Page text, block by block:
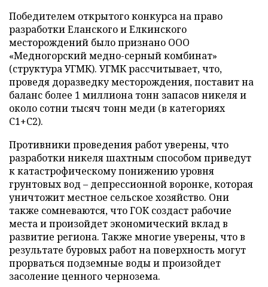
Победителем открытого конкурса на право
разработки Еланского и Елкинского
месторождений было признано ООО
«Медногорский медно-серный комбинат»
(структура УГМК). УГМК рассчитывает, что,
проведя доразведку месторождения, поставит на
баланс более 1 миллиона тонн запасов никеля и
около сотни тысяч тонн меди (в категориях
С1+С2).
Противники проведения работ уверены, что
разработки никеля шахтным способом приведут
к катастрофическому понижению уровня
грунтовых вод – депрессионной воронке, которая
уничтожит местное сельское хозяйство. Они
также сомневаются, что ГОК создаст рабочие
места и произойдет экономический вклад в
развитие региона. Также многие уверены, что в
результате буровых работ на поверхность могут
прорваться подземные воды и произойдет
засоление ценного чернозема.